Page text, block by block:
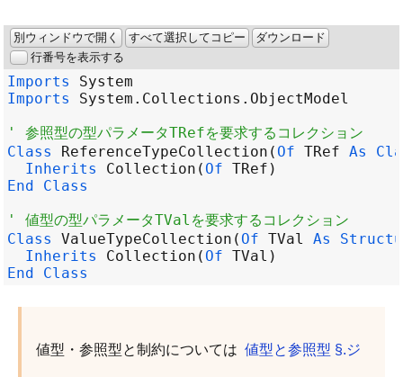
別ウィンドウで開く すべて選択してコピー
ダウンロード
行番号を表示する
Imports
System
Imports
System . Collections . ObjectModel
' 参照型の型パラメータTRefを要求するコレクション
Class
ReferenceTypeCollection ( Of TRef As
Inherits
Collection ( Of TRef
End
Class
' 値型の型パラメータTValを要求するコレクション
Class
ValueTypeCollection ( Of TVal As
Inherits
Collection ( Of TVal
End
Class
値型・参照型と制約については 値型と参照型 §.ジ